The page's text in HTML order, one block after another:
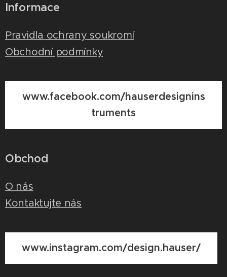
Informace
Pravidla ochrany soukromí
Obchodní podmínky
www.facebook.com/hauserdesignins
truments
Obchod
O nás
Kontaktujte nás
www.instagram.com/design.hauser/